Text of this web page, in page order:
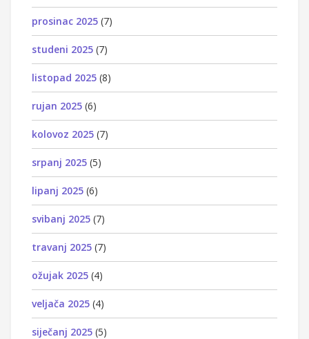
prosinac 2025 (7)
studeni 2025 (7)
listopad 2025 (8)
rujan 2025 (6)
kolovoz 2025 (7)
srpanj 2025 (5)
lipanj 2025 (6)
svibanj 2025 (7)
travanj 2025 (7)
ožujak 2025 (4)
veljača 2025 (4)
siječanj 2025 (5)